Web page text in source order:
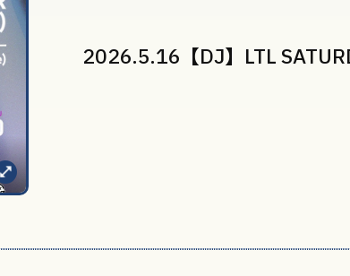
2026.5.16【DJ】LTL